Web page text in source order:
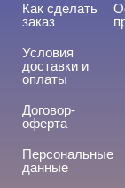
Cвернуть
Как сделать
заказ
Условия
доставки и
оплаты
Договор-
оферта
Персональные
данные